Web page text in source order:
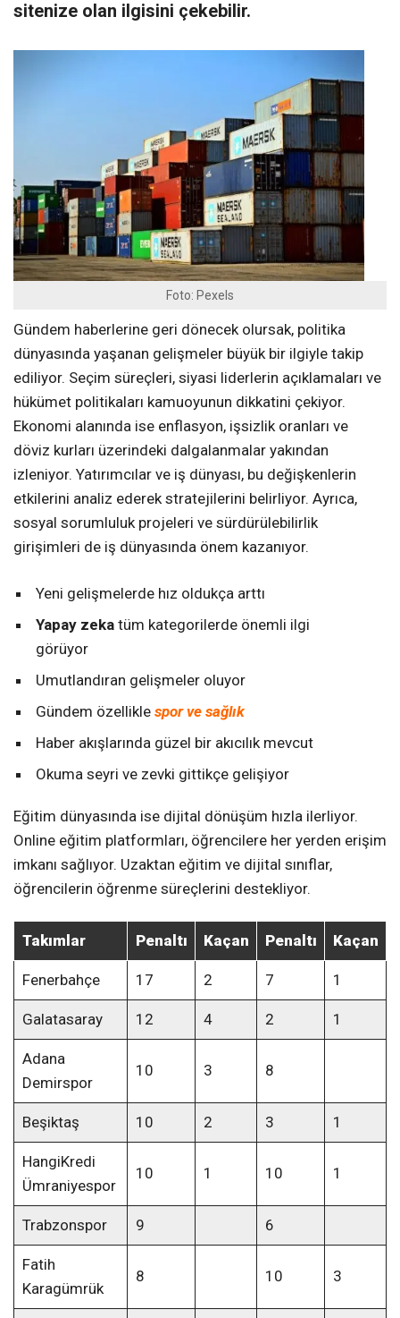
sitenize olan ilgisini çekebilir.
Foto: Pexels
Gündem haberlerine geri dönecek olursak, politika
dünyasında yaşanan gelişmeler büyük bir ilgiyle takip
ediliyor. Seçim süreçleri, siyasi liderlerin açıklamaları ve
hükümet politikaları kamuoyunun dikkatini çekiyor.
Ekonomi alanında ise enflasyon, işsizlik oranları ve
döviz kurları üzerindeki dalgalanmalar yakından
izleniyor. Yatırımcılar ve iş dünyası, bu değişkenlerin
etkilerini analiz ederek stratejilerini belirliyor. Ayrıca,
sosyal sorumluluk projeleri ve sürdürülebilirlik
girişimleri de iş dünyasında önem kazanıyor.
Yeni gelişmelerde hız oldukça arttı
Yapay zeka tüm kategorilerde önemli ilgi
görüyor
Umutlandıran gelişmeler oluyor
Gündem özellikle spor ve sağlık
Haber akışlarında güzel bir akıcılık mevcut
Okuma seyri ve zevki gittikçe gelişiyor
Eğitim dünyasında ise dijital dönüşüm hızla ilerliyor.
Online eğitim platformları, öğrencilere her yerden erişim
imkanı sağlıyor. Uzaktan eğitim ve dijital sınıflar,
öğrencilerin öğrenme süreçlerini destekliyor.
Takımlar Penaltı Kaçan Penaltı Kaçan
Fenerbahçe 17 2 7 1
Galatasaray 12 4 2 1
Adana
Demirspor
10 3 8
Beşiktaş 10 2 3 1
HangiKredi
Ümraniyespor
10 1 10 1
Trabzonspor 9 6
Fatih
Karagümrük
8 10 3